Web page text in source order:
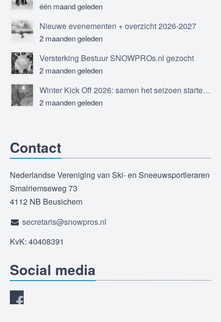
één maand geleden
Nieuwe evenementen + overzicht 2026-2027
2 maanden geleden
Versterking Bestuur SNOWPROs.nl gezocht
2 maanden geleden
Winter Kick Off 2026: samen het seizoen starten in Sölden
2 maanden geleden
Contact
Nederlandse Vereniging van Ski- en Sneeuwsportleraren
Smalriemseweg 73
4112 NB Beusichem
secretaris@snowpros.nl
KvK: 40408391
Social media